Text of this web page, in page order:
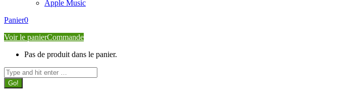
Apple Music
Panier0
Voir le panierCommande
Pas de produit dans le panier.
Search: